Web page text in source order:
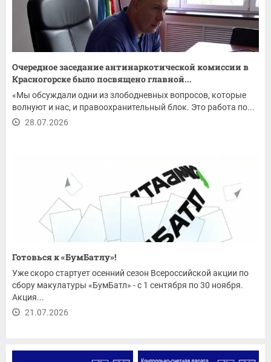
Очередное заседание антинаркотической комиссии в
Красногорске было посвящено главной...
«Мы обсуждали одни из злободневных вопросов, которые
волнуют и нас, и правоохранительный блок. Это работа по...
28.07.2026
Готовься к «БумБатлу»!
Уже скоро стартует осенний сезон Всероссийской акции по
сбору макулатуры «БумБатл» - с 1 сентября по 30 ноября.
Акция...
21.07.2026